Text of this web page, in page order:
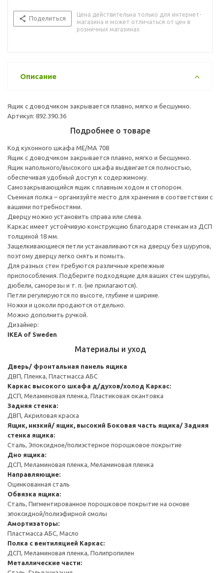
Поделиться
Цена действительна только для интернет-
магазина и может отличаться от цен в
розничных магазинах
Описание
Ящик с доводчиком закрывается плавно, мягко и бесшумно.
Артикул: 892.390.36
Подробнее о товаре
Код кухонного шкафа ME/MA 708
Ящик с доводчиком закрывается плавно, мягко и бесшумно.
Ящик напольного/высокого шкафа выдвигается полностью,
обеспечивая удобный доступ к содержимому.
Cамозакрывающийся ящик с плавным ходом и стопором.
Съемная полка – организуйте место для хранения в соответствии с
вашими потребностями.
Дверцу можно установить справа или слева.
Каркас имеет устойчивую конструкцию благодаря стенкам из ДСП
толщиной 18 мм.
Защелкивающиеся петли устанавливаются на дверцу без шурупов,
поэтому дверцу легко снять и помыть.
Для разных стен требуются различные крепежные
приспособления. Подберите подходящие для ваших стен шурупы,
дюбели, саморезы и т. п. (не прилагаются).
Петли регулируются по высоте, глубине и ширине.
Ножки и цоколи продаются отдельно.
Можно дополнить ручкой.
Дизайнер:
IKEA of Sweden
Материалы и уход
Дверь/ фронтальная панель ящика
ДВП, Пленка, Пластмасса АБС
Каркас высокого шкафа д/духов/холод Каркас:
ДСП, Меламиновая пленка, Пластиковая окантовка
Задняя стенка:
ДВП, Акриловая краска
Ящик, низкий/ ящик, высокий Боковая часть ящика/ Задняя
стенка ящика:
Сталь, Эпоксидное/полиэстерное порошковое покрытие
Дно ящика:
ДСП, Меламиновая пленка, Меламиновая пленка
Направляющие:
Оцинкованная сталь
Обвязка ящика:
Сталь, Пигментированное порошковое покрытие на основе
эпоксидной/полиэфирной смолы
Амортизаторы:
Пластмасса АБС, Масло
Полка с вентиляцией Каркас:
ДСП, Меламиновая пленка, Полипропилен
Металлические части: